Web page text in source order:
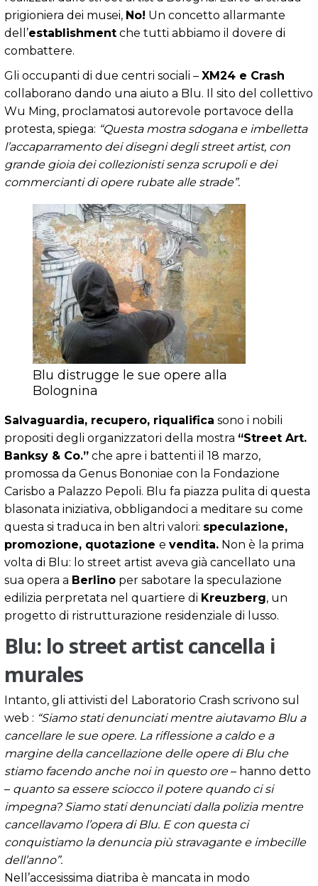
prigioniera dei musei, No! Un concetto allarmante
dell’establishment che tutti abbiamo il dovere di
combattere.
Gli occupanti di due centri sociali – XM24 e Crash
collaborano dando una aiuto a Blu. Il sito del collettivo
Wu Ming, proclamatosi autorevole portavoce della
protesta, spiega: “Questa mostra sdogana e imbelletta
l’accaparramento dei disegni degli street artist, con
grande gioia dei collezionisti senza scrupoli e dei
commercianti di opere rubate alle strade”.
Blu distrugge le sue opere alla
Bolognina
Salvaguardia, recupero, riqualifica sono i nobili
propositi degli organizzatori della mostra “Street Art.
Banksy & Co.” che apre i battenti il 18 marzo,
promossa da Genus Bononiae con la Fondazione
Carisbo a Palazzo Pepoli. Blu fa piazza pulita di questa
blasonata iniziativa, obbligandoci a meditare su come
questa si traduca in ben altri valori: speculazione,
promozione, quotazione e vendita. Non è la prima
volta di Blu: lo street artist aveva già cancellato una
sua opera a Berlino per sabotare la speculazione
edilizia perpretata nel quartiere di Kreuzberg, un
progetto di ristrutturazione residenziale di lusso.
Blu: lo street artist cancella i
murales
Intanto, gli attivisti del Laboratorio Crash scrivono sul
web : “Siamo stati denunciati mentre aiutavamo Blu a
cancellare le sue opere. La riflessione a caldo e a
margine della cancellazione delle opere di Blu che
stiamo facendo anche noi in questo ore– hanno detto
– quanto sa essere sciocco il potere quando ci si
impegna? Siamo stati denunciati dalla polizia mentre
cancellavamo l’opera di Blu. E con questa ci
conquistiamo la denuncia più stravagante e imbecille
dell’anno”.
Nell’accesissima diatriba è mancata in modo